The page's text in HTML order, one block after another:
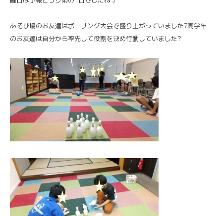
あそび場のお友達はボーリング大会で盛り上がっていました?高学年
のお友達は自分から率先して役割を決め行動していました?